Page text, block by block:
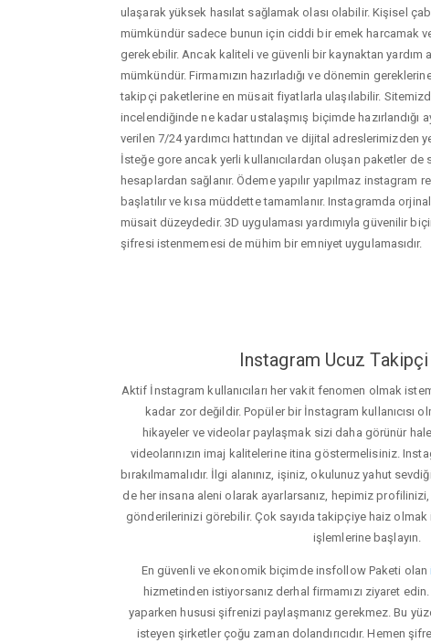
ulaşarak yüksek hasılat sağlamak olası olabilir. Kişisel
mümkündür sadece bunun için ciddi bir emek harcamak
gerekebilir. Ancak kaliteli ve güvenli bir kaynaktan yardım
mümkündür. Firmamızın hazırladığı ve dönemin
takipçi paketlerine en müsait fiyatlarla ulaşılabilir.
incelendiğinde ne kadar ustalaşmış biçimde hazırlandığı
verilen 7/24 yardımcı hattından ve dijital adreslerimizden
İsteğe gore ancak yerli kullanıcılardan oluşan paketler de
hesaplardan sağlanır. Ödeme yapılır yapılmaz instagram
başlatılır ve kısa müddette tamamlanır. Instagramda
müsait düzeydedir. 3D uygulaması yardımıyla güvenilir
şifresi istenmemesi de mühim bir emniyet uygulamasıdır.
Instagram Ucuz Takipçi
Aktif İnstagram kullanıcıları her vakit fenomen olmak
kadar zor değildir. Popüler bir İnstagram kullanıcısı
hikayeler ve videolar paylaşmak sizi daha görünür
videolarınızın imaj kalitelerine itina göstermelisiniz.
bırakılmamalıdır. İlgi alanınız, işiniz, okulunuz yahut
de her insana aleni olarak ayarlarsanız, hepimiz
gönderilerinizi görebilir. Çok sayıda takipçiye haiz
işlemlerine başlayın.
En güvenli ve ekonomik biçimde insfollow Paketi olan
hizmetinden istiyorsanız derhal firmamızı ziyaret
yaparken hususi şifrenizi paylaşmanız gerekmez. Bu
isteyen şirketler çoğu zaman dolandırıcıdır. Hemen